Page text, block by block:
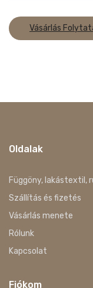
Vásárlás
Oldalak
Függöny, lakástextil,
Szállítás és fizetés
Vásárlás menete
Rólunk
Kapcsolat
Fiókom